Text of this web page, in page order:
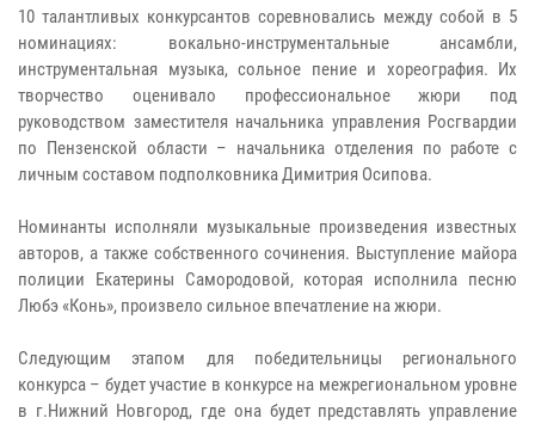
10 талантливых конкурсантов соревновались между собой в 5
номинациях: вокально-инструментальные ансамбли,
инструментальная музыка, сольное пение и хореография. Их
творчество оценивало профессиональное жюри под
руководством заместителя начальника управления Росгвардии
по Пензенской области – начальника отделения по работе с
личным составом подполковника Димитрия Осипова.
Номинанты исполняли музыкальные произведения известных
авторов, а также собственного сочинения. Выступление майора
полиции Екатерины Самородовой, которая исполнила песню
Любэ «Конь», произвело сильное впечатление на жюри.
Следующим этапом для победительницы регионального
конкурса – будет участие в конкурсе на межрегиональном уровне
в г.Нижний Новгород, где она будет представлять управление